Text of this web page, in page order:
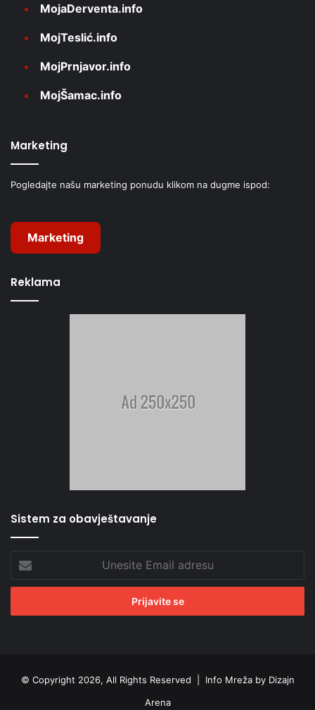
MojaDerventa.info
MojTeslić.info
MojPrnjavor.info
MojŠamac.info
Marketing
Pogledajte našu marketing ponudu klikom na dugme ispod:
Marketing
Reklama
Sistem za obavještavanje
Email
adresu
© Copyright 2026, All Rights Reserved | Info Mreža by Dizajn
Arena